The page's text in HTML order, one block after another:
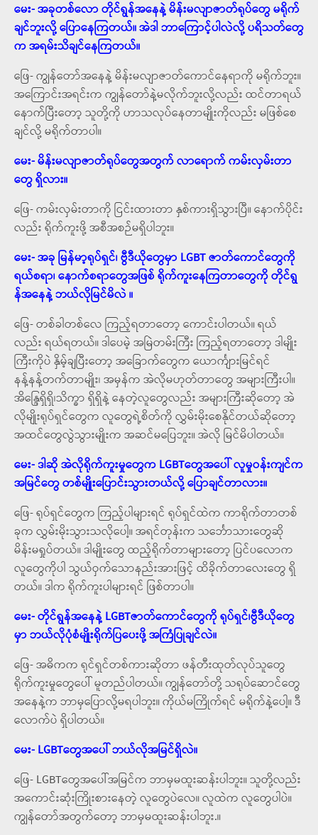
မေး- အခုတစ်လော တိုင်ရွန်အနေနဲ့ မိန်းမလျာဇာတ်ရုပ်တွေ မရိုက်
ချင်ဘူးလို့ ပြောနေကြတယ်။ အဲဒါ ဘာကြောင့်ပါလဲလို့ ပရိသတ်တွေ
က အရမ်းသိချင်နေကြတယ်။
ဖြေ- ကျွန်တော်အနေနဲ့ မိန်းမလျာဇာတ်ကောင်နေရာကို မရိုက်ဘူး။
အကြောင်းအရင်းက ကျွန်တော်နဲ့မလိုက်ဘူးလို့လည်း ထင်တာရယ်
နောက်ပြီးတော့ သူတို့ကို ဟာသလုပ်နေတာမျိုးကိုလည်း မဖြစ်စေ
ချင်လို့ မရိုက်တာပါ။
မေး- မိန်းမလျာဇာတ်ရုပ်တွေအတွက် လာရောက် ကမ်းလှမ်းတာ
တွေ ရှိလား။
ဖြေ- ကမ်းလှမ်းတာကို ငြင်းထားတာ နှစ်ကားရှိသွားပြီ။ နောက်ပိုင်း
လည်း ရိုက်ကူးဖို့ အစီအစဉ်မရှိပါဘူး။
မေး- အခု မြန်မာ့ရုပ်ရှင်၊ ဗွီဒီယိုတွေမှာ LGBT ဇာတ်ကောင်တွေကို
ရယ်စရာ၊ နောက်စရာတွေအဖြစ် ရိုက်ကူးနေကြတာတွေကို တိုင်ရွ
န်အနေနဲ့ ဘယ်လိုမြင်မိလဲ ။
ဖြေ- တစ်ခါတစ်လေ ကြည့်ရတာတော့ ကောင်းပါတယ်။ ရယ်
လည်း ရယ်ရတယ်။ ဒါပေမဲ့ အမြဲတမ်းကြီး ကြည့်ရတာတော့ ဒါမျိုး
ကြီးကိုပဲ နှိမ့်ချပြီးတော့ အခြောက်တွေက ယောင်္ကျားမြင်ရင်
နန့်နန့်တက်တာမျိုး၊ အမှန်က အဲလိုမဟုတ်တာတွေ အများကြီးပါ။
အိန္ဒြေရှိရှိ၊သိက္ခာ ရှိရှိနဲ့ နေတဲ့လူတွေလည်း အများကြီးဆိုတော့ အဲ
လိုမျိုးရုပ်ရှင်တွေက လူတွေရဲ့စိတ်ကို လွှမ်းမိုးစေနိုင်တယ်ဆိုတော့
အထင်တွေလွဲသွားမျိုးက အဆင်မပြေဘူး။ အဲလို မြင်မိပါတယ်။
မေး- ဒါဆို အဲလိုရိုက်ကူးမှုတွေက LGBTတွေအပေါ် လူမှုဝန်းကျင်က
အမြင်တွေ တစ်မျိုးပြောင်းသွားတယ်လို့ ပြောချင်တာလား။
ဖြေ- ရုပ်ရှင်တွေက ကြည့်ပါများရင် ရုပ်ရှင်ထဲက ကာရိုက်တာတစ်
ခုက လွှမ်းမိုးသွားသလိုပေါ့။ အရင်တုန်းက သင်္ဘောသားတွေဆို
မိန်းမရှုပ်တယ်။ ဒါမျိုးတွေ ထည့်ရိုက်တာများတော့ ပြင်ပလောက
လူတွေကိုပါ သွယ်ဝှက်သောနည်းအားဖြင့် ထိခိုက်တာလေးတွေ ရှိ
တယ်။ ဒါက ရိုက်ကူးပါများရင် ဖြစ်တာပါ။
မေး- တိုင်ရွန်အနေနဲ့ LGBTဇာတ်ကောင်တွေကို ရုပ်ရှင်၊ဗွီဒီယိုတွေ
မှာ ဘယ်လိုပုံစံမျိုးရိုက်ပြပေးဖို့ အကြံပြုချင်လဲ။
ဖြေ- အဓိကက ရုင်ရှင်တစ်ကားဆိုတာ ဖန်တီးထုတ်လုပ်သူတွေ
ရိုက်ကူးမှုတွေပေါ် မူတည်ပါတယ်။ ကျွန်တော်တို့ သရုပ်ဆောင်တွေ
အနေနဲ့က ဘာမှပြောလို့မရပါဘူး။ ကိုယ်မကြိုက်ရင် မရိုက်နဲ့ပေါ့။ ဒီ
လောက်ပဲ ရှိပါတယ်။
မေး- LGBTတွေအပေါ် ဘယ်လိုအမြင်ရှိလဲ။
ဖြေ- LGBTတွေအပေါ်အမြင်က ဘာမှမထူးဆန်းပါဘူး။ သူတို့လည်း
အကောင်းဆုံးကြိုးစားနေတဲ့ လူတွေပဲလေ။ လူထဲက လူတွေပါပဲ။
ကျွန်တော်အတွက်တော့ ဘာမှမထူးဆန်းပါဘူး.။